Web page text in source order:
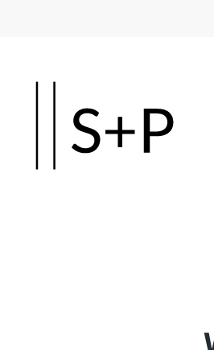
main